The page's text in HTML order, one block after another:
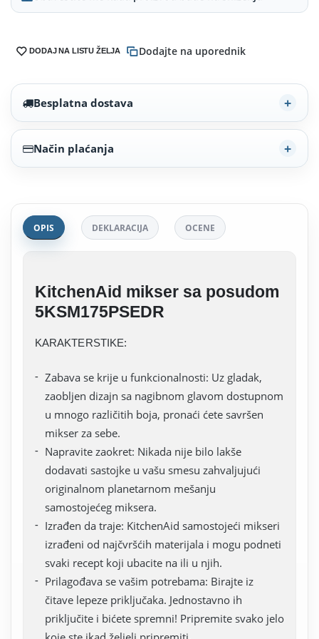
DODAJ NA LISTU ŽELJA Dodajte na uporednik
Besplatna dostava
Način plaćanja
OPIS DEKLARACIJA OCENE
KitchenAid mikser sa posudom
5KSM175PSEDR
KARAKTERSTIKE:
Zabava se krije u funkcionalnosti: Uz gladak,
zaobljen dizajn sa nagibnom glavom dostupnom
u mnogo različitih boja, pronaći ćete savršen
mikser za sebe.
Napravite zaokret: Nikada nije bilo lakše
dodavati sastojke u vašu smesu zahvaljujući
originalnom planetarnom mešanju
samostojećeg miksera.
Izrađen da traje: KitchenAid samostojeći mikseri
izrađeni od najčvršćih materijala i mogu podneti
svaki recept koji ubacite na ili u njih.
Prilagođava se vašim potrebama: Birajte iz
čitave lepeze priključaka. Jednostavno ih
priključite i bićete spremni! Pripremite svako jelo